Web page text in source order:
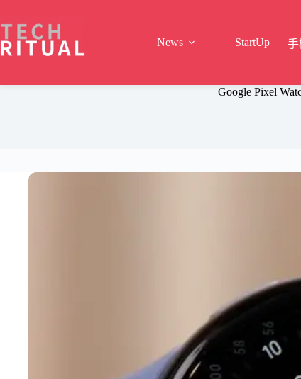
content
News
StartUp 手
Google Pixel